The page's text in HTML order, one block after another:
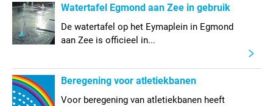
Watertafel Egmond aan Zee in gebruik
De watertafel op het Eymaplein in Egmond
aan Zee is officieel in...
Beregening voor atletiekbanen
Voor beregening van atletiekbanen heeft